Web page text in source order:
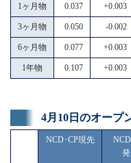
1ヶ月物 0.037 +0.003
3ヶ月物 0.050 -0.002
6ヶ月物 0.077 +0.003
1年物 0.107 +0.003
4月10日のオープ
NCD･CP現先
発